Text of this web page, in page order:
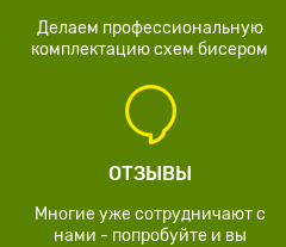
Делаем профессиональную
комплектацию схем бисером
ОТЗЫВЫ
Многие уже сотрудничают с
нами - попробуйте и вы